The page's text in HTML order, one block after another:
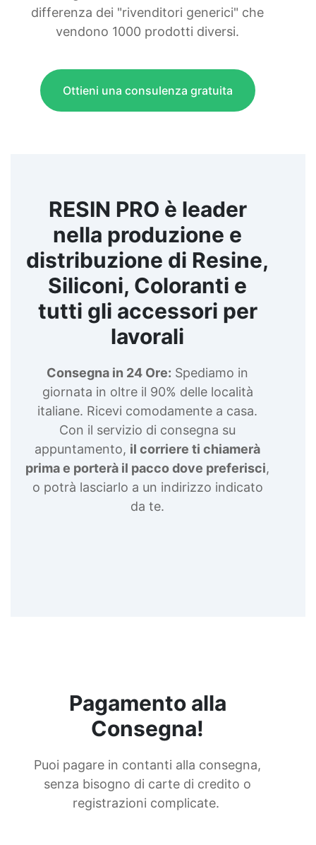
differenza dei "rivenditori generici" che
vendono 1000 prodotti diversi.
Ottieni una consulenza gratuita
RESIN PRO è leader
nella produzione e
distribuzione di Resine,
Siliconi, Coloranti e
tutti gli accessori per
lavorali
Consegna in 24 Ore: Spediamo in
giornata in oltre il 90% delle località
italiane. Ricevi comodamente a casa.
Con il servizio di consegna su
appuntamento, il corriere ti chiamerà
prima e porterà il pacco dove preferisci,
o potrà lasciarlo a un indirizzo indicato
da te.
Pagamento alla
Consegna!
Puoi pagare in contanti alla consegna,
senza bisogno di carte di credito o
registrazioni complicate.